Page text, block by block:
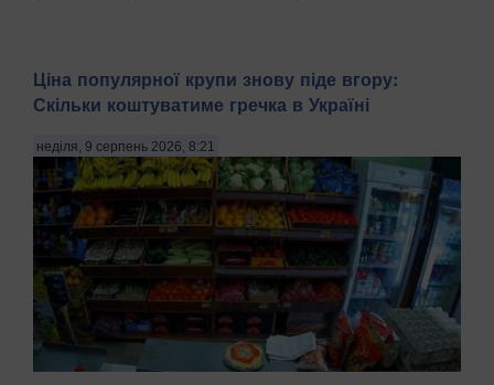
Ціна популярної крупи знову піде вгору:
Скільки коштуватиме гречка в Україні
неділя, 9 серпень 2026, 8:21